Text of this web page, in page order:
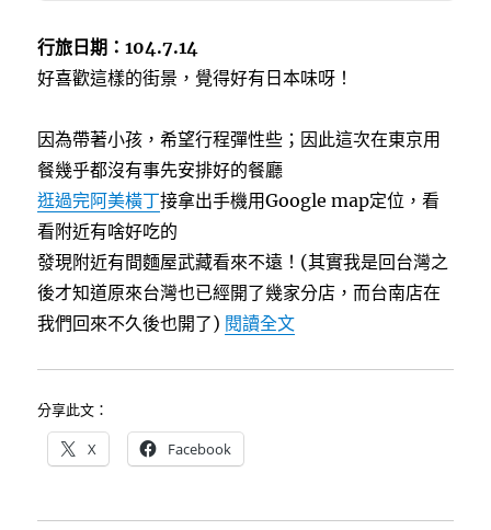
行旅日期：104.7.14
好喜歡這樣的街景，覺得好有日本味呀！
因為帶著小孩，希望行程彈性些；因此這次在東京用
餐幾乎都沒有事先安排好的餐廳
逛過完阿美橫丁接拿出手機用Google map定位，看
看附近有啥好吃的
發現附近有間麵屋武藏看來不遠！(其實我是回台灣之
後才知道原來台灣也已經開了幾家分店，而台南店在
我們回來不久後也開了) 閱讀全文〈[東京]麵屋武藏上野
分享此文：
X Facebook